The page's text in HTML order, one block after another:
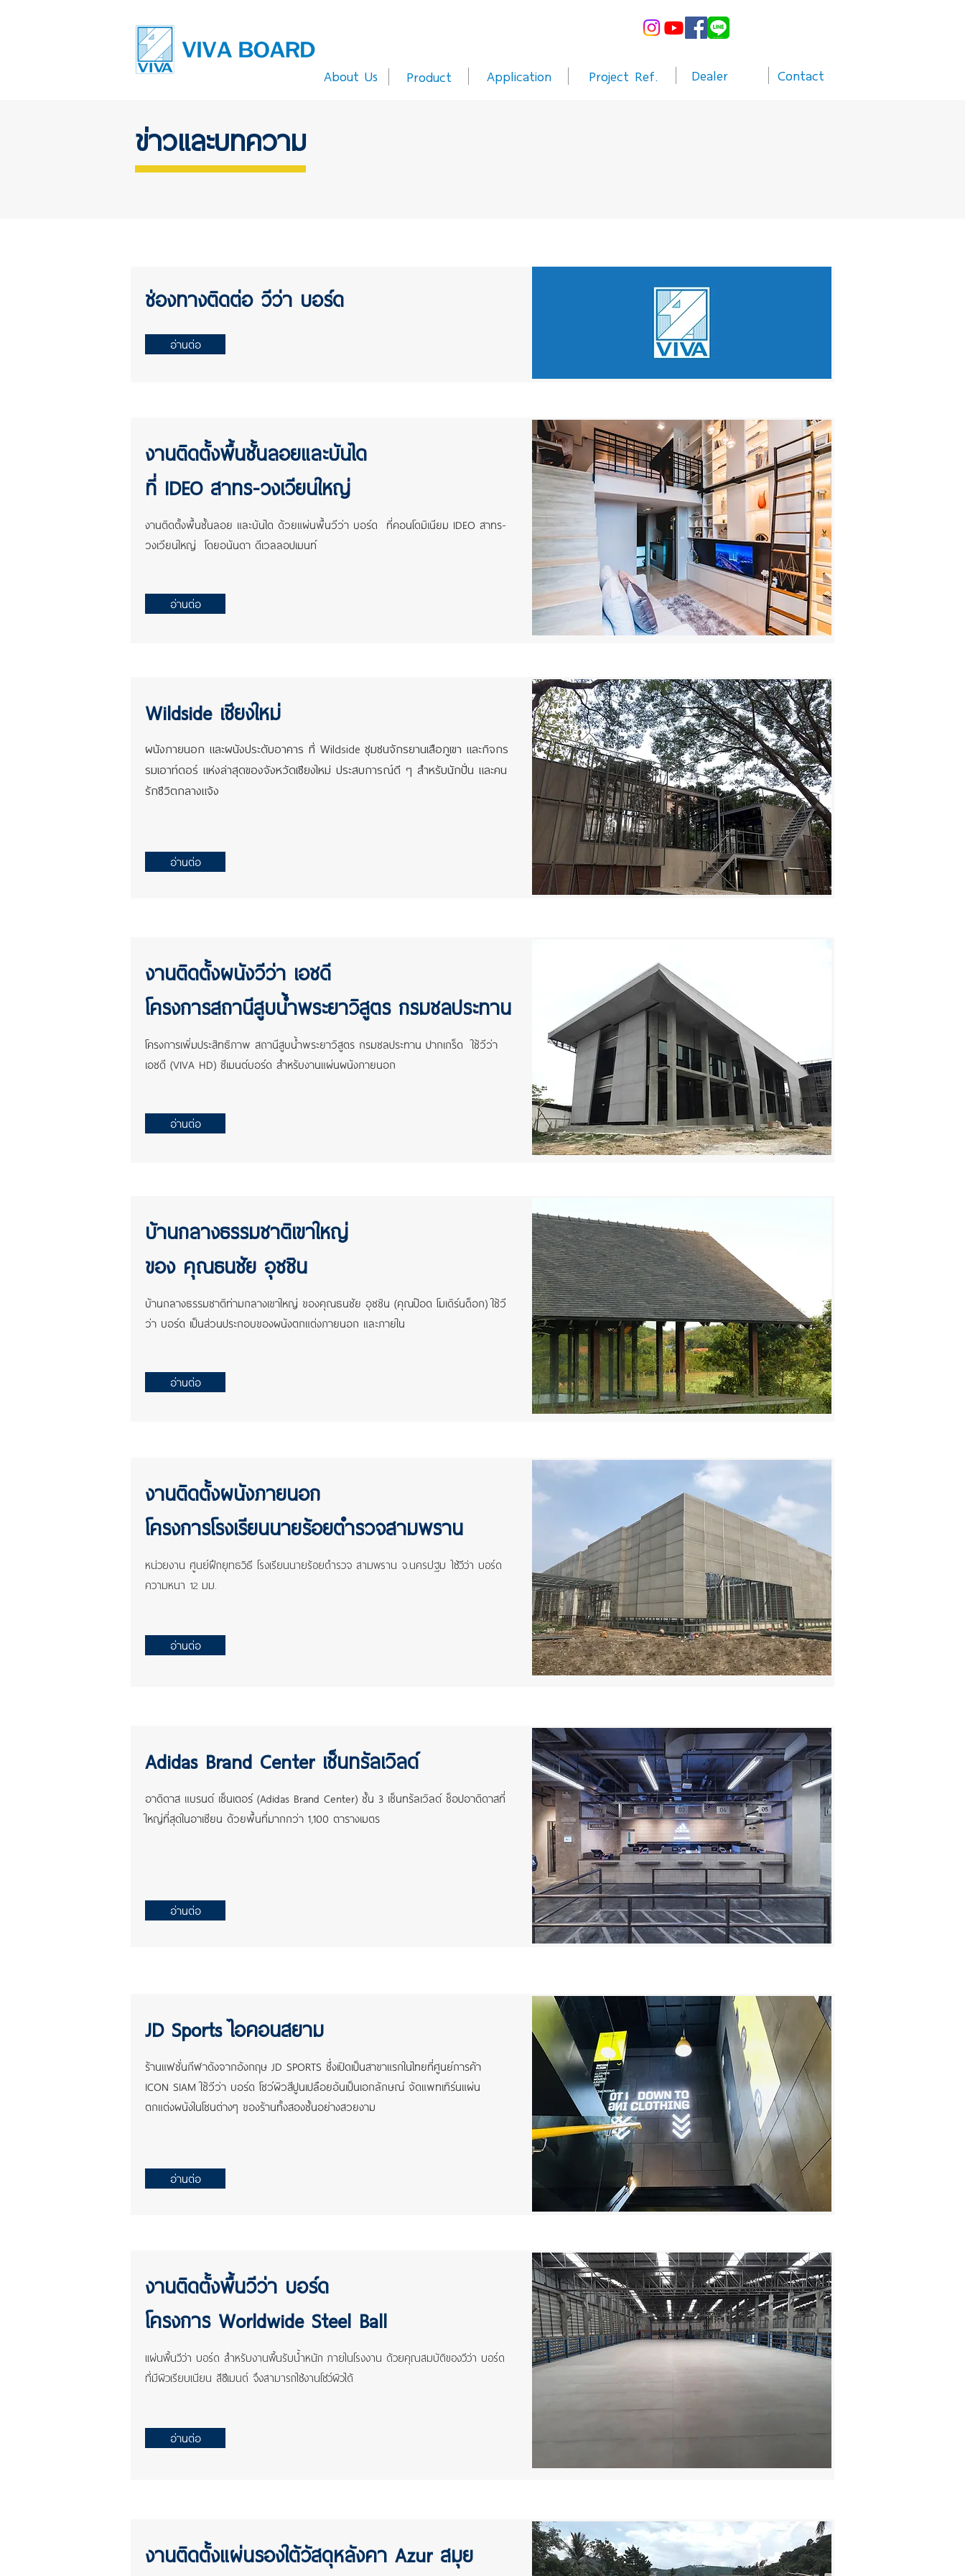
About Us Product Application Project Ref. Dealer Contact
ข่าวและบทความ
ช่องทางติดต่อ วีว่า บอร์ด
อ่านต่อ
งานติดตั้งพื้นชั้นลอยและบันได
ที่ IDEO สาทร-วงเวียนใหญ่
งานติดตั้งพื้นชั้นลอย และบันได ด้วยแผ่นพื้นวีว่า บอร์ด ที่คอนโดมิเนียม IDEO สาทร-
วงเวียนใหญ่ โดยอนันดา ดีเวลลอปเมนท์
อ่านต่อ
Wildside เชียงใหม่
อ่านต่อ
ผนังภายนอก และผนังประดับอาคาร ที่ Wildside ชุมชนจักรยานเสือภูเขา และกิจกร
รมเอาท์ดอร์ แห่งล่าสุดของจังหวัดเชียงใหม่ ประสบการณ์ดี ๆ สำหรับนักปั่น และคน
รักชีวิตกลางแจ้ง
งานติดตั้งผนังวีว่า เอชดี
โครงการสถานีสูบน้ำพระยาวิสูตร กรมชลประทาน
โครงการเพิ่มประสิทธิภาพ สถานีสูบน้ำพระยาวิสูตร กรมชลประทาน ปากเกร็ด ใช้วีว่า
เอชดี (VIVA HD) ซีเมนต์บอร์ด สำหรับงานแผ่นผนังภายนอก
อ่านต่อ
บ้านกลางธรรมชาติเขาใหญ่
ของ คุณธนชัย อุชชิน
บ้านกลางธรรมชาติท่ามกลางเขาใหญ่ ของคุณธนชัย อุชชิน (คุณป๊อด โมเดิร์นด็อก) ใช้วี
ว่า บอร์ด เป็นส่วนประกอบของผนังตกแต่งภายนอก และภายใน
อ่านต่อ
งานติดตั้งผนังภายนอก
โครงการโรงเรียนนายร้อยตำรวจสามพราน
หน่วยงาน ศูนย์ฝึกยุทธวิธี โรงเรียนนายร้อยตำรวจ สามพราน จ.นครปฐม ใช้วีว่า บอร์ด
ความหนา 12 มม.
อ่านต่อ
Adidas Brand Center เซ็นทรัลเวิลด์
อาดิดาส แบรนด์ เซ็นเตอร์ (Adidas Brand Center) ชั้น 3 เซ็นทรัลเวิลด์ ช็อปอาดิดาสที่
ใหญ่ที่สุดในอาเซียน ด้วยพื้นที่มากกว่า 1,100 ตารางเมตร
อ่านต่อ
JD Sports ไอคอนสยาม
ร้านแฟชั่นกีฬาดังจากอังกฤษ JD SPORTS ซึ่งเปิดเป็นสาขาแรกในไทยที่ศูนย์การค้า
ICON SIAM ใช้วีว่า บอร์ด โชว์ผิวสีปูนเปลือยอันเป็นเอกลักษณ์ จัดแพทเทิร์นแผ่น
ตกแต่งผนังในโซนต่างๆ ของร้านทั้งสองชั้นอย่างสวยงาม
อ่านต่อ
งานติดตั้งพื้นวีว่า บอร์ด
โครงการ Worldwide Steel Ball
แผ่นพื้นวีว่า บอร์ด สำหรับงานพื้นรับน้ำหนัก ภายในโรงงาน ด้วยคุณสมบัติของวีว่า บอร์ด
ที่มีผิวเรียบเนียน สีซีเมนต์ จึงสามารถใช้งานโชว์ผิวได้
อ่านต่อ
งานติดตั้งแผ่นรองใต้วัสดุหลังคา Azur สมุย